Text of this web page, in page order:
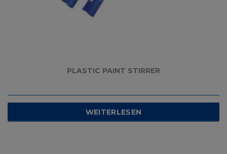
PLASTIC PAINT STIRRER
WEITERLESEN